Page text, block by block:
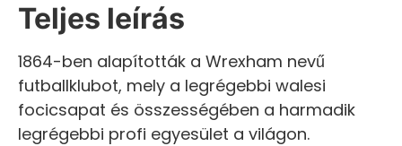
Teljes leírás
1864-ben alapították a Wrexham nevű
futballklubot, mely a legrégebbi walesi
focicsapat és összességében a harmadik
legrégebbi profi egyesület a világon.